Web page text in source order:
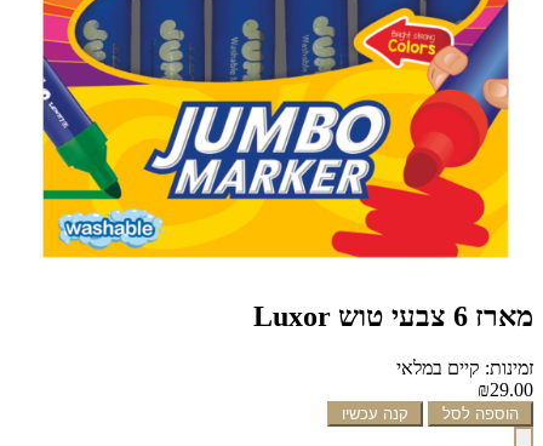
מארז 6 צבעי טוש Luxor
זמינות: קיים במלאי
₪29.00
הוספה לסל קנה עכשיו